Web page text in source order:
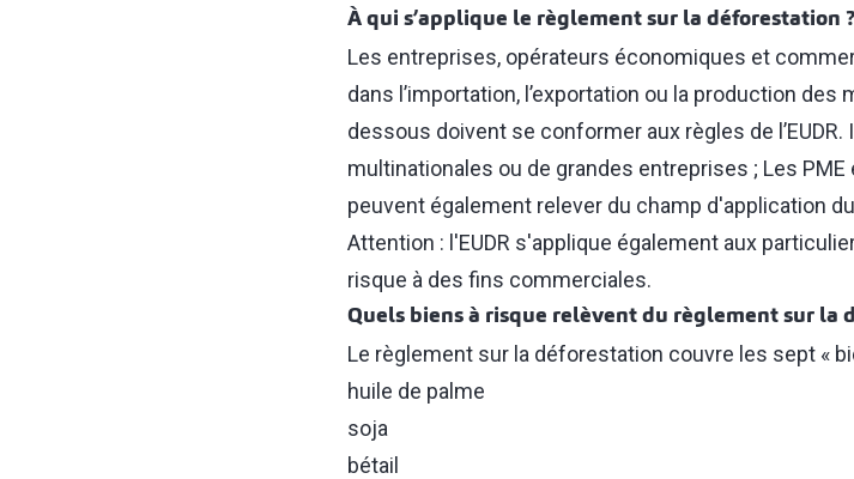
À qui s’applique le règlement sur la déforestation ?
Les entreprises, opérateurs économiques et
dans l’importation, l’exportation ou la production
dessous doivent se conformer aux règles de
multinationales ou de grandes entreprises ; Les
peuvent également relever du champ d'application du
Attention : l'EUDR s'applique également aux
risque à des fins commerciales.
Quels biens à risque relèvent du règlement sur la
Le règlement sur la déforestation couvre les sept «
huile de palme
soja
bétail